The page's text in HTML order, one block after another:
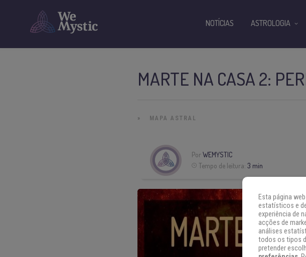
MARTE NA CASA 2:
» MAPA ASTRAL
PorWEMYSTIC
Tempo de leitura:3 min
NOTÍCIAS ASTROLOGIA
Esta página
estatísticos e
experiência de
acções de
análises
todos os tipos
pretender